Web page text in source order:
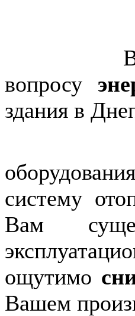
Вы
вопросу
здания в
Наши
систему
Вам
ощутимо
Вашем